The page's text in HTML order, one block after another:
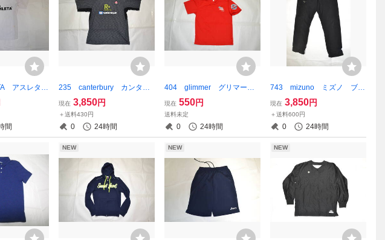
アスレタ
ニングウェ
間
235 canterbury カンタベ
リー ラグビー 日本代表
R＋ ラグビープラス トレ
ーニングシャツ ダークグレ
ー 4L
現在 3,850円
＋送料430円
0 24時間
404 glimmer グリマー
大阪 常翔学園 ラグビー
Tシャツ レッド Sサイズ
現在 550円
送料未定
0 24時間
743 mizuno ミズノ ブレ
スサーモ ウインドブレーカ
ーパンツ ブラック XLサ
イズ 背番号1
現在 3,850円
＋送料600円
0 24時間
NEW NEW NEW